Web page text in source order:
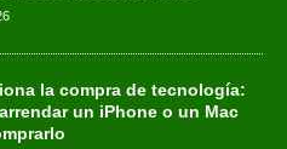
la compra de tecnología:
un iPhone o un Mac